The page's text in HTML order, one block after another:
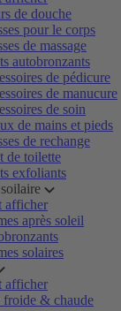
de douche
pour le corps
de massage
autobronzants
de pédicure
de manucure
de soin
de mains et pieds
de rechange
de toilette
exfoliants
afficher
après soleil
solaires
afficher
froide & chaude